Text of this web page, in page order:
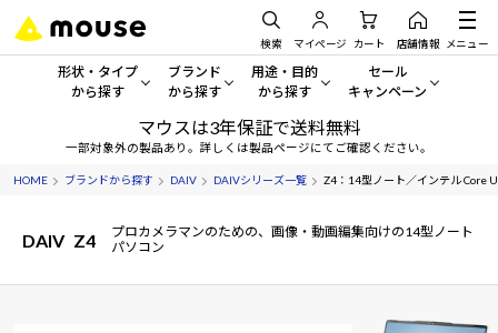
検索 マイページ カート 店舗情報 メニュー
形状・タイプ
から探す
形状・タイプから探す をすべてみる
デスクトップPC
ノートPC
ブランド
から探す
mouse
G TUNE
NEXTGEAR
用途・目的
から探す
一般向けパソコン
ゲーミングPC・ゲーム向けパソコン
クリエイティブ向け
セール
キャンペーン
セール・キャンペー
期間限定セール
すべて新品の旧モデル製品
マウスは3年保証で送料無料
一部対象外の製品あり。詳しくは製品ページにてご確認ください。
HOME ブランドから探す DAIV DAIVシリーズ一覧 Z4：14型ノート／インテル Core
DAIV Z4
プロカメラマンのための、画像・動画編集向けの14型ノート
パソコン